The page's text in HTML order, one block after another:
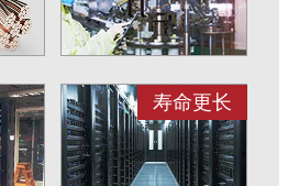
寿命更长